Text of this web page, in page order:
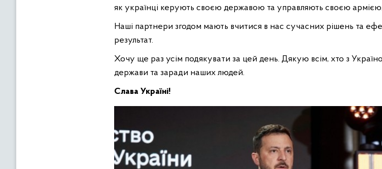
як українці керують своєю державою та управляють своєю армією.
Наші партнери згодом мають вчитися в нас сучасних рішень та
результат.
Хочу ще раз усім подякувати за цей день. Дякую всім, хто з
держави та заради наших людей.
Слава Україні!